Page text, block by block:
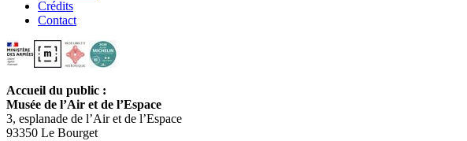
Crédits
Contact
Accueil du public :
Musée de l’Air et de l’Espace
3, esplanade de l’Air et de l’Espace
93350 Le Bourget